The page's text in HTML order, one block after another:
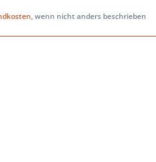
, wenn nicht anders beschrieben